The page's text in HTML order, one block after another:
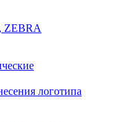
ZEBRA
логотипа